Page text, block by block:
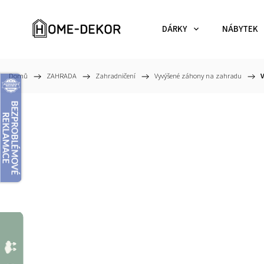
DÁRKY NÁBYTEK
Domů / ZAHRADA / Zahradničení / Vyvýšené záhony na zahradu /